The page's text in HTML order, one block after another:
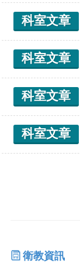
科室文章
科室文章
科室文章
科室文章
衛教資訊